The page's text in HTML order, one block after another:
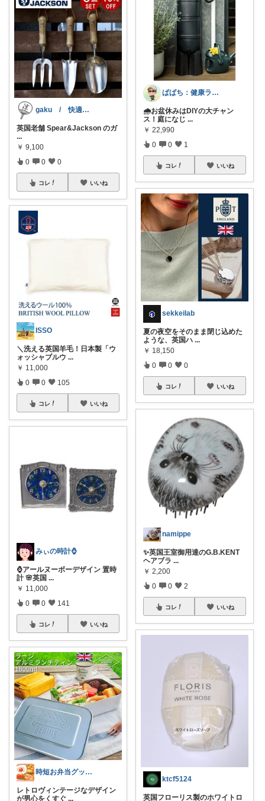
gaku / 快適な夏暮らし
英国老舗 Spear&Jackson のガ
...
￥ 9,100
0 0 0
コレ いいね
ISSO
＼洗える英国羊毛！日本製「ウ
ォッシャブルウ ...
￥ 11,000
0 0 105
コレ いいね
みぃの時計⌚
⌚アールヌーボーデザイン 置時
計 🌸英国 ...
￥ 11,000
0 0 141
コレ いいね
時短お弁当グッズROOⅯ
レトロヴィンテージなデザイン
が男心をくすぐ ...
ぱぱち：健康ランニングのアイテムを紹介
🌧️お盆休みはDIYの大チャン
ス！庭になじ ...
￥ 22,990
0 0 1
コレ いいね
sekkeilab
夏の夜空をそのまま閉じ込めた
ような、英国ハ ...
￥ 18,150
0 0 0
コレ いいね
namippe
✨英国王室御用達のG.B.KENT
ヘアブラ ...
￥ 2,200
0 0 2
コレ いいね
ktcf5124
英国フローリス製のホワイトロ